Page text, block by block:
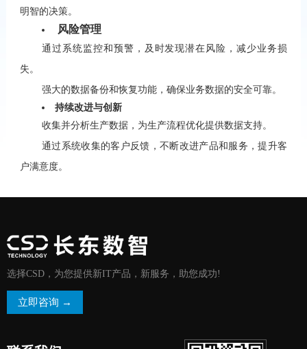
明智的决策。
风险管理
通过系统监控和预警，及时发现潜在风险，减少业务损
失。
强大的数据备份和恢复功能，确保业务数据的安全可靠。
持续改进与创新
收集并分析生产数据，为生产流程优化提供数据支持。
通过系统收集的客户反馈，不断改进产品和服务，提升客
户满意度。
选择CSD，为您提供新IT产品，新服务，助您成功!
立即咨询 →